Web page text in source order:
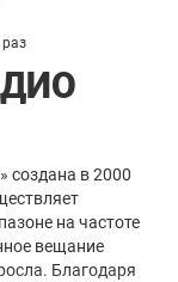
создана в 2000
на частоте
вещание
Благодаря